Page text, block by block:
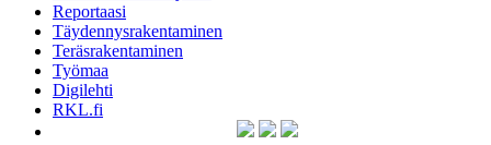
Reportaasi
Täydennysrakentaminen
Teräsrakentaminen
Työmaa
Digilehti
RKL.fi